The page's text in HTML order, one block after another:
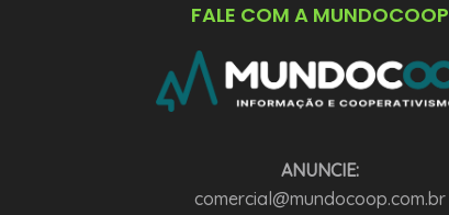
FALE COM A MUNDOCOOP
ANUNCIE:
comercial@mundocoop.com.br